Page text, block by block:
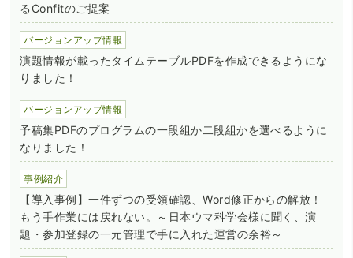
るConfitのご提案
バージョンアップ情報
演題情報が載ったタイムテーブルPDFを作成できるようにな
りました！
バージョンアップ情報
予稿集PDFのプログラムの一段組か二段組かを選べるように
なりました！
事例紹介
【導入事例】一件ずつの受領確認、Word修正からの解放！
もう手作業には戻れない。～日本ウマ科学会様に聞く、演
題・参加登録の一元管理で手に入れた運営の余裕～